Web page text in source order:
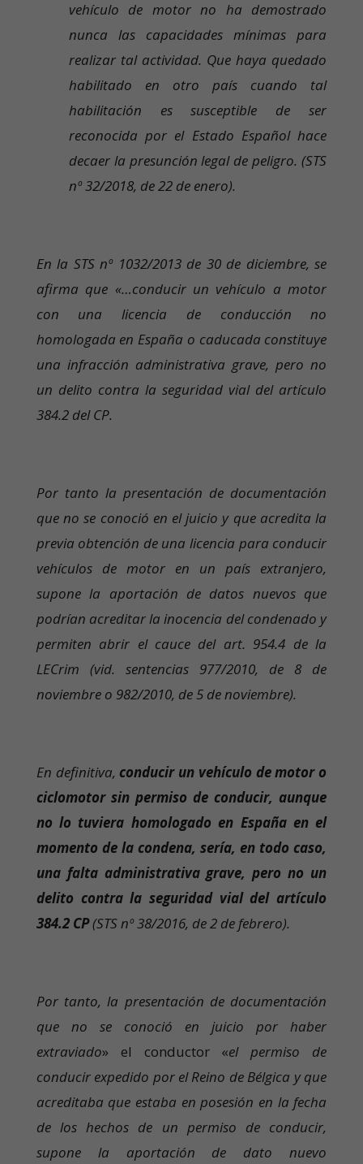
vehículo de motor no ha demostrado
nunca las capacidades mínimas para
realizar tal actividad. Que haya quedado
habilitado en otro país cuando tal
habilitación es susceptible de ser
reconocida por el Estado Español hace
decaer la presunción legal de peligro. (STS
nº 32/2018, de 22 de enero).
En la STS nº 1032/2013 de 30 de diciembre, se
afirma que «…conducir un vehículo a motor
con una licencia de conducción no
homologada en España o caducada constituye
una infracción administrativa grave, pero no
un delito contra la seguridad vial del artículo
384.2 del CP.
Por tanto la presentación de documentación
que no se conoció en el juicio y que acredita la
previa obtención de una licencia para conducir
vehículos de motor en un país extranjero,
supone la aportación de datos nuevos que
podrían acreditar la inocencia del condenado y
permiten abrir el cauce del art. 954.4 de la
LECrim (vid. sentencias 977/2010, de 8 de
noviembre o 982/2010, de 5 de noviembre).
En definitiva, conducir un vehículo de motor o
ciclomotor sin permiso de conducir, aunque
no lo tuviera homologado en España en el
momento de la condena, sería, en todo caso,
una falta administrativa grave, pero no un
delito contra la seguridad vial del artículo
384.2 CP(STS nº 38/2016, de 2 de febrero).
Por tanto, la presentación de documentación
que no se conoció en juicio por haber
extraviado» el conductor «el permiso de
conducir expedido por el Reino de Bélgica y que
acreditaba que estaba en posesión en la fecha
de los hechos de un permiso de conducir,
supone la aportación de dato nuevo